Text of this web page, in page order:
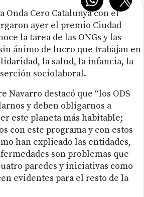
Onda Cero Catalunya con el
ayer el premio Ciudad
la tarea de las ONGs y las
ánimo de lucro que trabajan en
la salud, la infancia, la
sociolaboral.
Navarro destacó que “los ODS
y deben obligarnos a
este planeta más habitable;
con este programa y con estos
han explicado las entidades,
son problemas que
paredes y iniciativas como
evidentes para el resto de la